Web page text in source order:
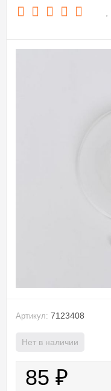
Артикул: 7123408
Нет в наличии
85 ₽